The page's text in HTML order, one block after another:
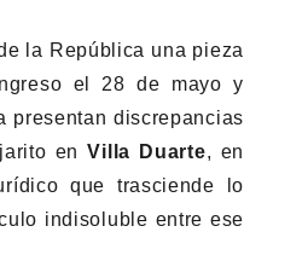
la República una pieza
el 28 de mayo y
presentan discrepancias
enVilla Duarte, en
que trasciende lo
indisoluble entre ese